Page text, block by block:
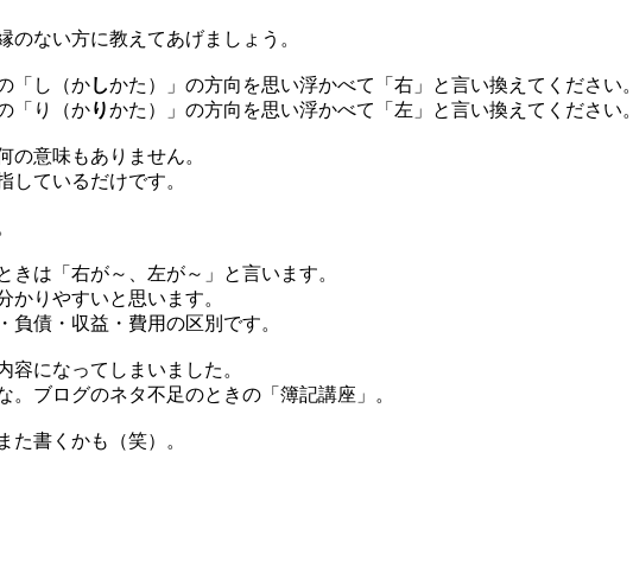
のない方に教えてあげましょう。
「し（かしかた）」の方向を思い浮かべて「右」と言い換えてください。
「り（かりかた）」の方向を思い浮かべて「左」と言い換えてください。
の意味もありません。
しているだけです。
きは「右が～、左が～」と言います。
かりやすいと思います。
負債・収益・費用の区別です。
容になってしまいました。
。ブログのネタ不足のときの「簿記講座」。
た書くかも（笑）。